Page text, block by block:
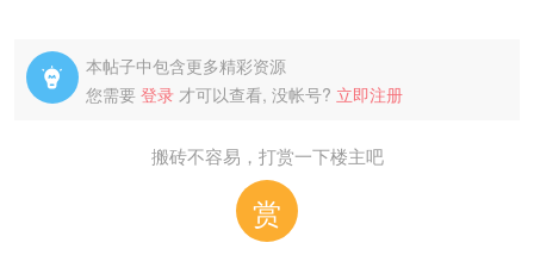

本帖子中包含更多精彩资源
您需要 登录 才可以查看, 没帐号? 立即注册
搬砖不容易，打赏一下楼主吧
赏